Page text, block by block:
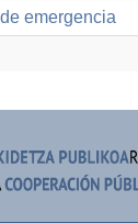
emergencia